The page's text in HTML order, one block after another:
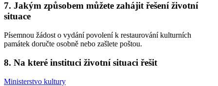
7. Jakým způsobem můžete zahájit řešení životní
situace
Písemnou žádost o vydání povolení k restaurování kulturních
památek doručte osobně nebo zašlete poštou.
8. Na které instituci životní situaci řešit
Ministerstvo kultury